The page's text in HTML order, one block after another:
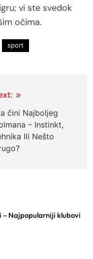
vi ste svedok
očima.
sport
čini Najboljeg
– Instinkt,
Ili Nešto
– Najpopularniji klubovi